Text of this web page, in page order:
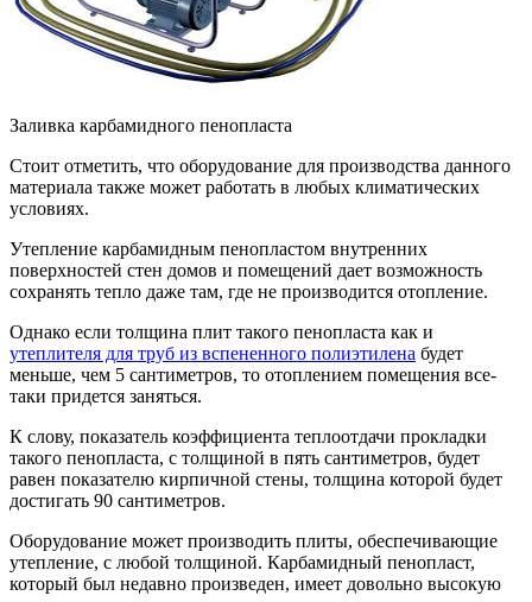
Заливка карбамидного пенопласта
Стоит отметить, что оборудование для производства данного
материала также может работать в любых климатических
условиях.
Утепление карбамидным пенопластом внутренних
поверхностей стен домов и помещений дает возможность
сохранять тепло даже там, где не производится отопление.
Однако если толщина плит такого пенопласта как и
утеплителя для труб из вспененного полиэтилена будет
меньше, чем 5 сантиметров, то отоплением помещения все-
таки придется заняться.
К слову, показатель коэффициента теплоотдачи прокладки
такого пенопласта, с толщиной в пять сантиметров, будет
равен показателю кирпичной стены, толщина которой будет
достигать 90 сантиметров.
Оборудование может производить плиты, обеспечивающие
утепление, с любой толщиной. Карбамидный пенопласт,
который был недавно произведен, имеет довольно высокую